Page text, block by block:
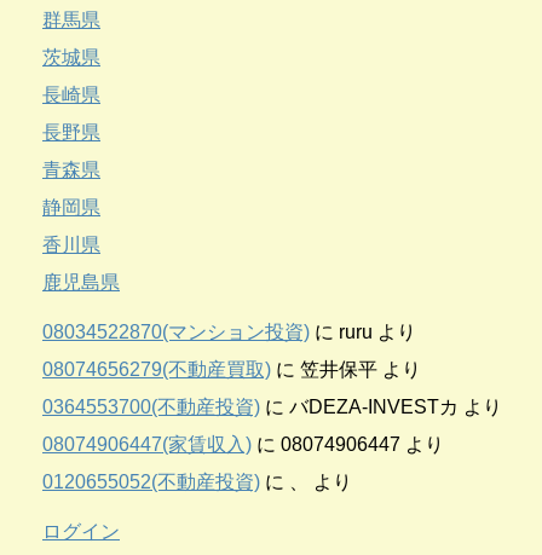
群馬県
茨城県
長崎県
長野県
青森県
静岡県
香川県
鹿児島県
08034522870(マンション投資) に ruru より
08074656279(不動産買取) に 笠井保平 より
0364553700(不動産投資) に バDEZA-INVESTカ より
08074906447(家賃収入) に 08074906447 より
0120655052(不動産投資) に より
ログイン